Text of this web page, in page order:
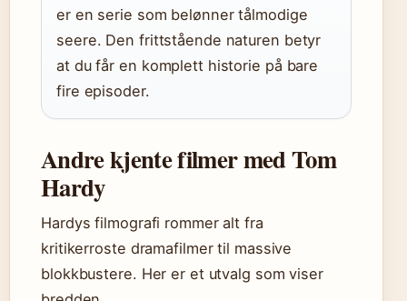
er en serie som belønner tålmodige
seere. Den frittstående naturen betyr
at du får en komplett historie på bare
fire episoder.
Andre kjente filmer med Tom
Hardy
Hardys filmografi rommer alt fra
kritikerroste dramafilmer til massive
blokkbustere. Her er et utvalg som viser